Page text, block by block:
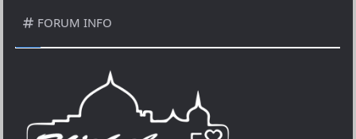
FORUM INFO